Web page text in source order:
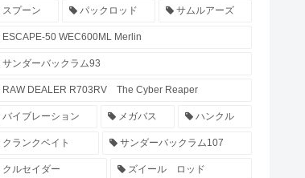
スプーン パックロッド サムルアーズ
ESCAPE-50 WEC600ML Merlin
サンダーバックラム93
RAW DEALER R703RV The Cyber Reaper
バイブレーション メガバス ハンクル
クランクベイト サンダーバックラム107
クルセイダー ズイール ロッド